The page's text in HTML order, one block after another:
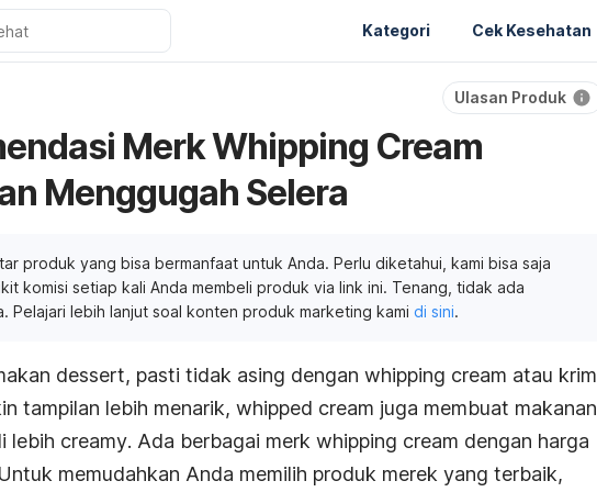
Kategori Cek Kesehatan
Ulasan Produk
Merk Whipping Cream
Menggugah Selera
produk yang bisa bermanfaat untuk Anda. Perlu diketahui, kami bisa saja
komisi setiap kali Anda membeli produk via link ini. Tenang, tidak ada
Pelajari lebih lanjut soal konten produk marketing kami di sini.
dessert, pasti tidak asing dengan whipping cream atau krim
tampilan lebih menarik, whipped cream juga membuat makanan
lebih creamy. Ada berbagai merk whipping cream dengan harga
memudahkan Anda memilih produk merek yang terbaik,